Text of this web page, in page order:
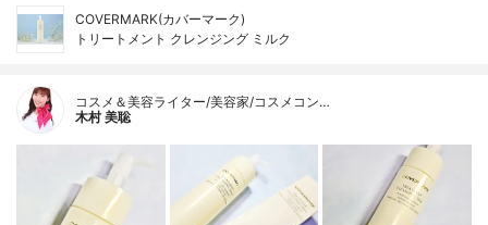
COVERMARK(カバーマーク)
トリートメント クレンジング ミルク
コスメ＆美容ライター/美容家/コスメコン…
木村 美聡